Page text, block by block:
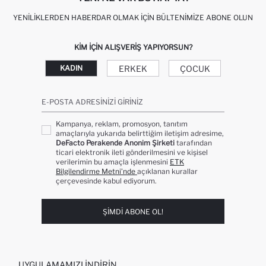
YENILIKLERDEN HABERDAR OLMAK İÇIN BÜLTENIMIZE ABONE OLUN
KIM IÇIN ALIŞVERIŞ YAPIYORSUN?
KADIN ERKEK ÇOCUK
E-POSTA ADRESINIZI GIRINIZ
Kampanya, reklam, promosyon, tanıtım
amaçlarıyla yukarıda belirttiğim iletişim adresime,
DeFacto Perakende Anonim Şirketi tarafından
ticari elektronik ileti gönderilmesini ve kişisel
verilerimin bu amaçla işlenmesini ETK
Bilgilendirme Metni’nde açıklanan kurallar
çerçevesinde kabul ediyorum.
ŞIMDI ABONE OL!